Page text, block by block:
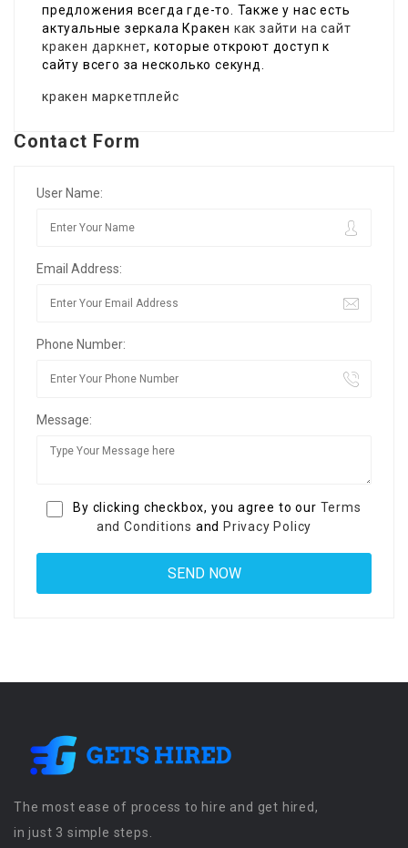
предложения всегда где-то. Также у нас есть
актуальные зеркала Кракен как зайти на сайт
кракен даркнет, которые откроют доступ к
сайту всего за несколько секунд.
кракен маркетплейс
Contact Form
User Name:
Email Address:
Phone Number:
Message:
By clicking checkbox, you agree to our Terms
and Conditions and Privacy Policy
The most ease of process to hire and get hired,
in just 3 simple steps.